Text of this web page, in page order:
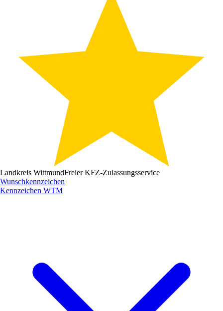
Landkreis WittmundFreier KFZ-Zulassungsservice
Wunschkennzeichen
Kennzeichen WTM